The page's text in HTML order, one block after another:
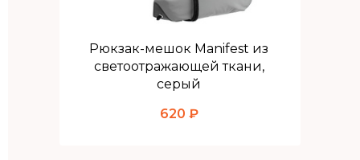
Рюкзак-мешок Manifest из
светоотражающей ткани,
серый
620 ₽